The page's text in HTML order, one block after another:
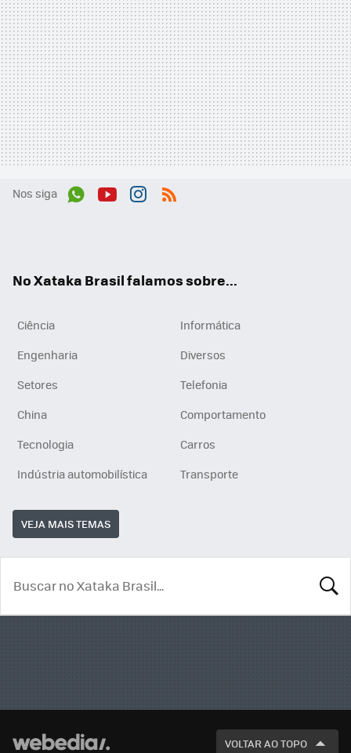
Nos siga
No Xataka Brasil falamos sobre...
Ciência
Informática
Engenharia
Diversos
Setores
Telefonia
China
Comportamento
Tecnologia
Carros
Indústria automobilística
Transporte
VEJA MAIS TEMAS
VOLTAR AO TOPO